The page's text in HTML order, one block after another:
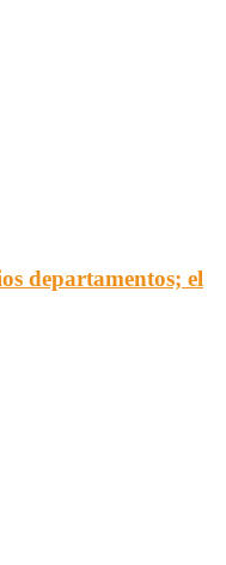
departamentos; el